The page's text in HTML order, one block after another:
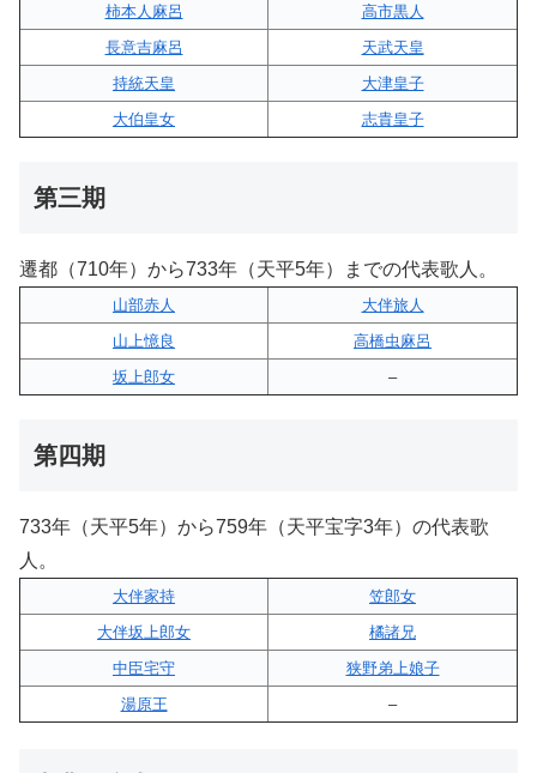
柿本人麻呂
高市黒人
長意吉麻呂
天武天皇
持統天皇
大津皇子
大伯皇女
志貴皇子
第三期
遷都（710年）から733年（天平5年）までの代表歌人。
山部赤人
大伴旅人
山上憶良
高橋虫麻呂
坂上郎女
–
第四期
733年（天平5年）から759年（天平宝字3年）の代表歌
人。
大伴家持
笠郎女
大伴坂上郎女
橘諸兄
中臣宅守
狭野弟上娘子
湯原王
–